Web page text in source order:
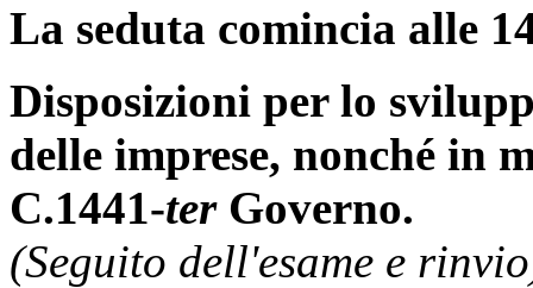
La seduta comincia alle
Disposizioni per lo
delle imprese, nonché in
C.1441-terGoverno.
(Seguito dell'esame e